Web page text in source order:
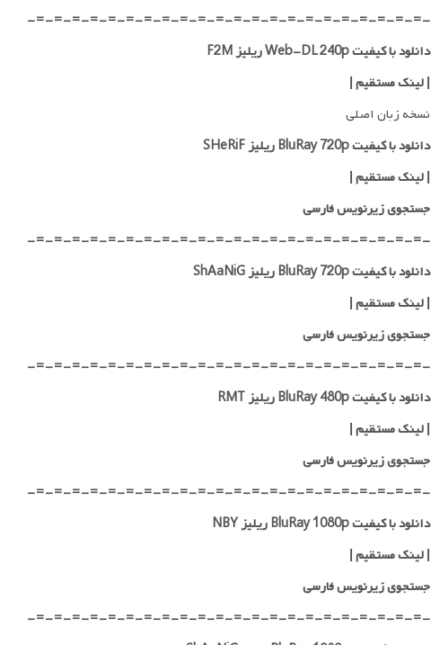
-=-=-=-=-=-=-=-=-=-=-=-=-=-=-=-=-=-=-=-=-=-=-
دانلود با کیفیت Web-DL 240p ریلیز F2M
| لینک مستقیم|
نسخه زبان اصلی
دانلود با کیفیت BluRay 720p ریلیز SHeRiF
|لینک مستقیم|
جستجوی زیرنویس فارسی
-=-=-=-=-=-=-=-=-=-=-=-=-=-=-=-=-=-=-=-=-=-=-
دانلود با کیفیت BluRay 720p ریلیز ShAaNiG
|لینک مستقیم|
جستجوی زیرنویس فارسی
-=-=-=-=-=-=-=-=-=-=-=-=-=-=-=-=-=-=-=-=-=-=-
دانلود با کیفیت BluRay 480p ریلیز RMT
|لینک مستقیم|
جستجوی زیرنویس فارسی
-=-=-=-=-=-=-=-=-=-=-=-=-=-=-=-=-=-=-=-=-=-=-
دانلود با کیفیت BluRay 1080p ریلیز NBY
|لینک مستقیم|
جستجوی زیرنویس فارسی
-=-=-=-=-=-=-=-=-=-=-=-=-=-=-=-=-=-=-=-=-=-=-